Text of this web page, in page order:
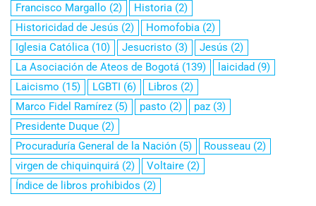
Francisco Margallo (2) Historia (2)
Historicidad de Jesús (2) Homofobia (2)
Iglesia Católica (10) Jesucristo (3) Jesús (2)
La Asociación de Ateos de Bogotá (139) laicidad (9)
Laicismo (15) LGBTI (6) Libros (2)
Marco Fidel Ramírez (5) pasto (2) paz (3)
Presidente Duque (2)
Procuraduría General de la Nación (5) Rousseau (2)
virgen de chiquinquirá (2) Voltaire (2)
Índice de libros prohibidos (2)